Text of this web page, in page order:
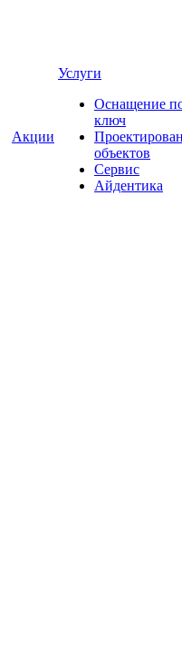
Акции
Услуги
Оснащение
ключ
объектов
Сервис
Айдентика